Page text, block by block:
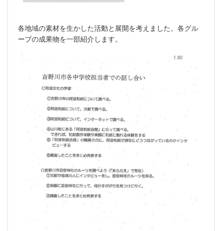
各地域の素材を生かした活動と展開を考えました。各グル
ープの成果物を一部紹介します。